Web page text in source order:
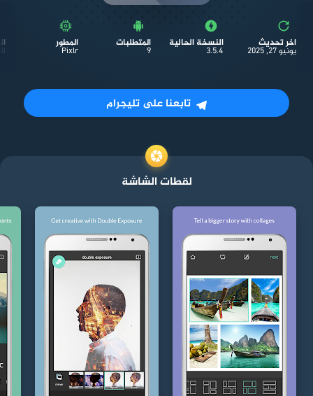
اخر تحديث
يونيو 27, 2025
النسخة الحالية
3.5.4
المتطلبات
9
المطور
Pixlr
تابعنا على تليجرام
لقطات الشاشة